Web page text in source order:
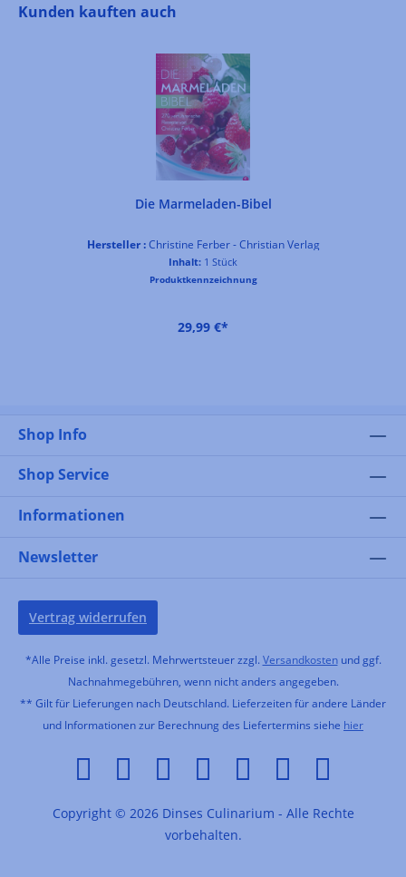
Produktgalerie überspringen
Kunden kauften auch
Die Marmeladen-Bibel
Hersteller :Christine Ferber - Christian Verlag
Inhalt: 1 Stück
Produktkennzeichnung
29,99 €*
Shop Info
Shop Service
Informationen
Newsletter
Vertrag widerrufen
*Alle Preise inkl. gesetzl. Mehrwertsteuer zzgl. Versandkostenund ggf.
Nachnahmegebühren, wenn nicht anders angegeben.
** Gilt für Lieferungen nach Deutschland. Lieferzeiten für andere Länder
und Informationen zur Berechnung des Liefertermins siehe hier
Copyright © 2026 Dinses Culinarium - Alle Rechte
vorbehalten.